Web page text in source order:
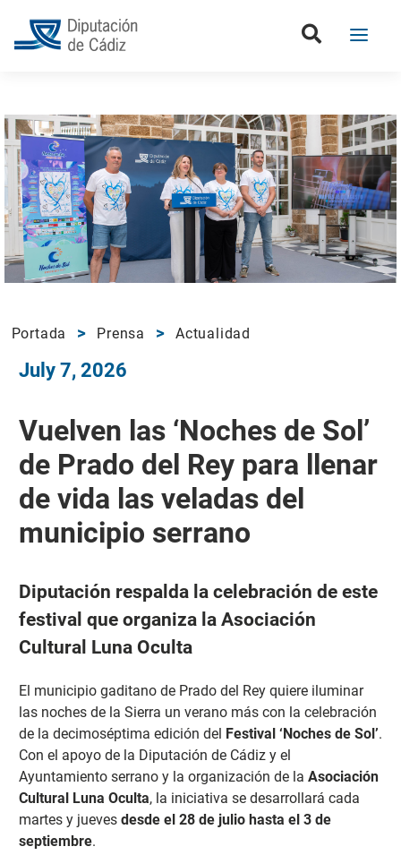
Portada Prensa Actualidad
July 7, 2026
Vuelven las ‘Noches de Sol’
de Prado del Rey para llenar
de vida las veladas del
municipio serrano
Diputación respalda la celebración de este
festival que organiza la Asociación
Cultural Luna Oculta
El municipio gaditano de Prado del Rey quiere iluminar
las noches de la Sierra un verano más con la celebración
de la decimoséptima edición del Festival ‘Noches de Sol’.
Con el apoyo de la Diputación de Cádiz y el
Ayuntamiento serrano y la organización de la Asociación
Cultural Luna Oculta, la iniciativa se desarrollará cada
martes y jueves desde el 28 de julio hasta el 3 de
septiembre.